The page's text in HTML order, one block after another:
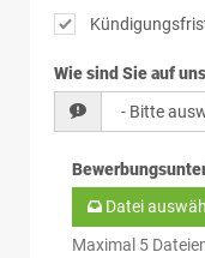
Wie sind Sie auf
Datei
Maximal 5